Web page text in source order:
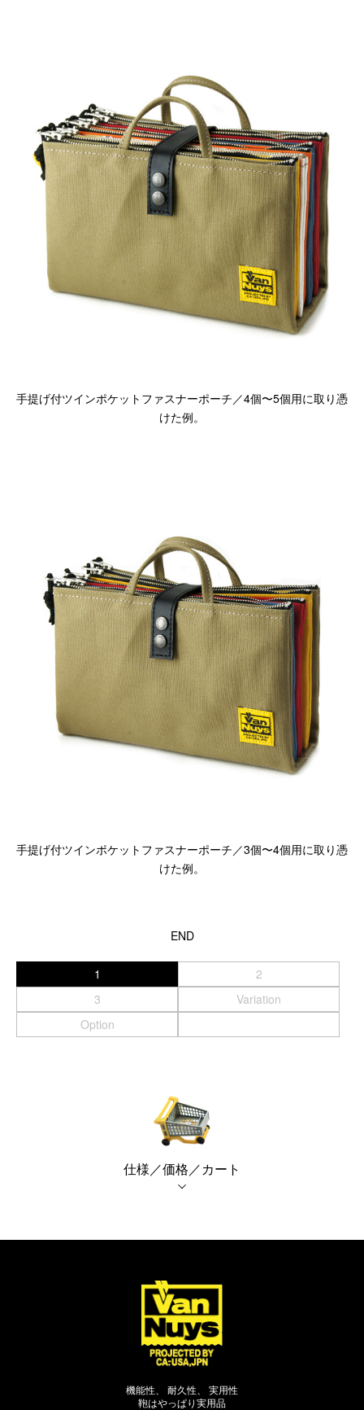
手提げ付ツインポケットファスナーポーチ／4個〜5個用に取り憑
けた例。
手提げ付ツインポケットファスナーポーチ／3個〜4個用に取り憑
けた例。
END
1
2
3
Variation
Option
仕様／価格／カート
機能性、 耐久性、 実用性
鞄はやっぱり実用品